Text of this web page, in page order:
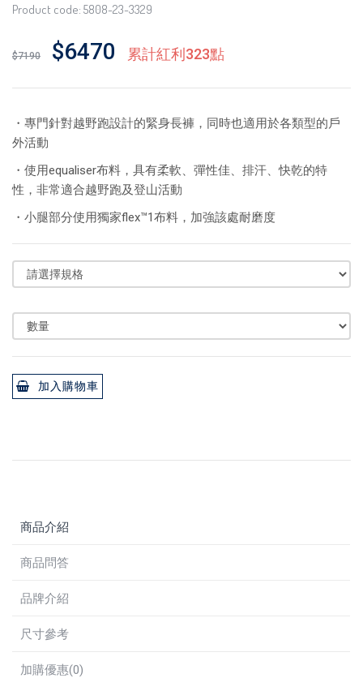
Product code: 5808-23-3329
$7190 $6470 累計紅利323點
・專門針對越野跑設計的緊身長褲，同時也適用於各類型的戶
外活動
・使用equaliser布料，具有柔軟、彈性佳、排汗、快乾的特
性，非常適合越野跑及登山活動
・小腿部分使用獨家flex™1布料，加強該處耐磨度
加入購物車
商品介紹
商品問答
品牌介紹
尺寸參考
加購優惠(0)